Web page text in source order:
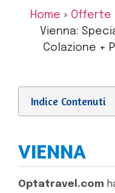
Home » Offerte
Vienna:
Colazione +
Indice Contenuti
VIENNA
Optatravel.com